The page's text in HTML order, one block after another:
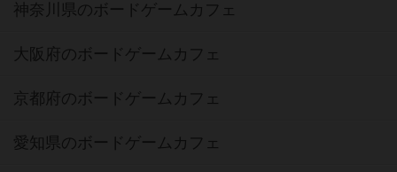
神奈川県のボードゲームカフェ
大阪府のボードゲームカフェ
京都府のボードゲームカフェ
愛知県のボードゲームカフェ